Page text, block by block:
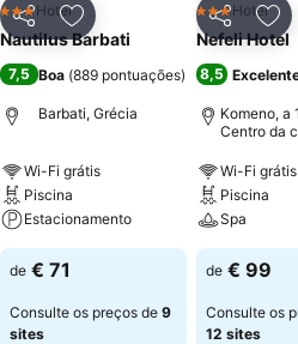
PartilharAdicionar aos favoritos
3 Estrelas
Hotel
Nautilus Barbati
7,5 Boa (889 pontuações)
Barbati, Grécia
Wi-Fi grátis
Piscina
Estacionamento
de € 71
Consulte os preços de 9
sites
Partilhar
3 Estrelas
Hotel
Nefeli Hotel
8,5
Komeno, a
Centro da
Wi-Fi grátis
Piscina
Spa
de € 99
Consulte os
12 sites